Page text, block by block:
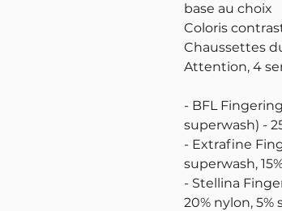
base au choix
Coloris
Chaussettes
Attention, 4
- BFL
superwash) -
- Extrafine
superwash,
- Stellina
20% nylon, 5%